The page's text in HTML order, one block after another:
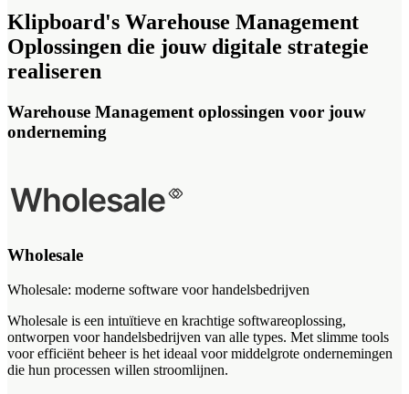
Klipboard's Warehouse Management
Oplossingen die jouw digitale strategie
realiseren
Warehouse Management oplossingen voor jouw
onderneming
Wholesale
Wholesale: moderne software voor handelsbedrijven
Wholesale is een intuïtieve en krachtige softwareoplossing,
ontworpen voor handelsbedrijven van alle types. Met slimme tools
voor efficiënt beheer is het ideaal voor middelgrote ondernemingen
die hun processen willen stroomlijnen.